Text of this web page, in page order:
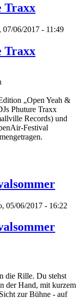
Traxx
07/06/2017 - 11:49
Traxx
„Open Yeah &
Phuture Traxx
Records) und
Festival
05/06/2017 - 16:22
die Rille. Du stehst
der Hand, mit kurzem
zur Bühne - auf